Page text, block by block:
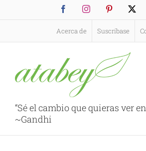
FacebookInstagramPinterest
Acerca de Suscríbase
“Sé el cambio que quieras ver
~Gandhi